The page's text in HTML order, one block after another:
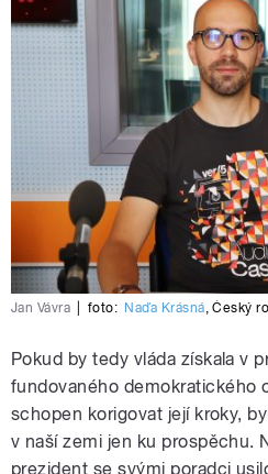
Jan Vávra foto: Naďa Krásná ,Český
Pokud by tedy vláda získala v
fundovaného demokratického
schopen korigovat její kroky,
v naší zemi jen ku prospěchu.
prezident se svými poradci